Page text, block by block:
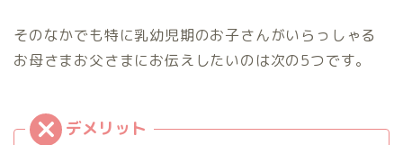
そのなかでも特に乳幼児期のお子さんがいらっしゃる
お母さまお父さまにお伝えしたいのは次の5つです。